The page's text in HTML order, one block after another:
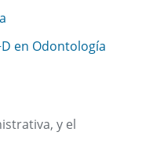
en Odontología
y el